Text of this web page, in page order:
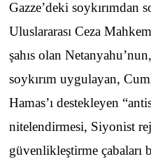
Gazze’deki soykırımdan
Uluslararası Ceza
şahıs olan
soykırım uygulayan,
Hamas’ı destekleyen
nitelendirmesi, Siyonist
güvenlikleştirme çabaları